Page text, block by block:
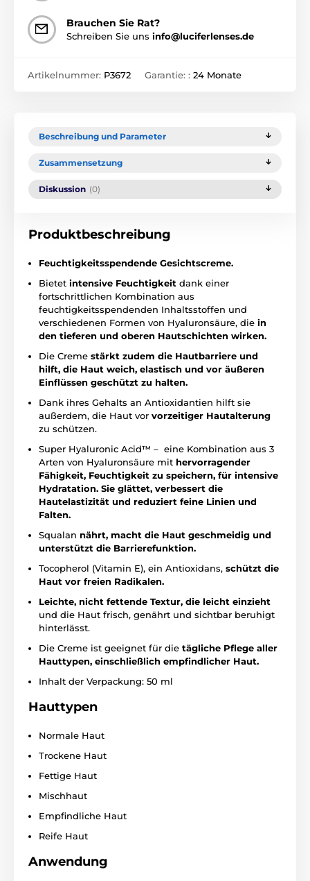
Brauchen Sie Rat?
Schreiben Sie uns info@luciferlenses.de
Artikelnummer: P3672 Garantie: : 24 Monate
Beschreibung und Parameter
Zusammensetzung
Diskussion (0)
Produktbeschreibung
Feuchtigkeitsspendende Gesichtscreme.
Bietet intensive Feuchtigkeit dank einer
fortschrittlichen Kombination aus
feuchtigkeitsspendenden Inhaltsstoffen und
verschiedenen Formen von Hyaluronsäure, die in
den tieferen und oberen Hautschichten wirken.
Die Creme stärkt zudem die Hautbarriere und
hilft, die Haut weich, elastisch und vor äußeren
Einflüssen geschützt zu halten.
Dank ihres Gehalts an Antioxidantien hilft sie
außerdem, die Haut vor vorzeitiger Hautalterung
zu schützen.
Super Hyaluronic Acid™ – eine Kombination aus 3
Arten von Hyaluronsäure mit hervorragender
Fähigkeit, Feuchtigkeit zu speichern, für intensive
Hydratation. Sie glättet, verbessert die
Hautelastizität und reduziert feine Linien und
Falten.
Squalan nährt, macht die Haut geschmeidig und
unterstützt die Barrierefunktion.
Tocopherol (Vitamin E), ein Antioxidans, schützt die
Haut vor freien Radikalen.
Leichte, nicht fettende Textur, die leicht einzieht
und die Haut frisch, genährt und sichtbar beruhigt
hinterlässt.
Die Creme ist geeignet für die tägliche Pflege aller
Hauttypen, einschließlich empfindlicher Haut.
Inhalt der Verpackung: 50 ml
Hauttypen
Normale Haut
Trockene Haut
Fettige Haut
Mischhaut
Empfindliche Haut
Reife Haut
Anwendung